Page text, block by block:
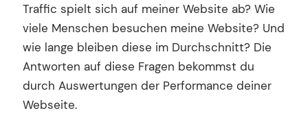
Traffic spielt sich auf meiner Website ab? Wie
viele Menschen besuchen meine Website? Und
wie lange bleiben diese im Durchschnitt? Die
Antworten auf diese Fragen bekommst du
durch Auswertungen der Performance deiner
Webseite.